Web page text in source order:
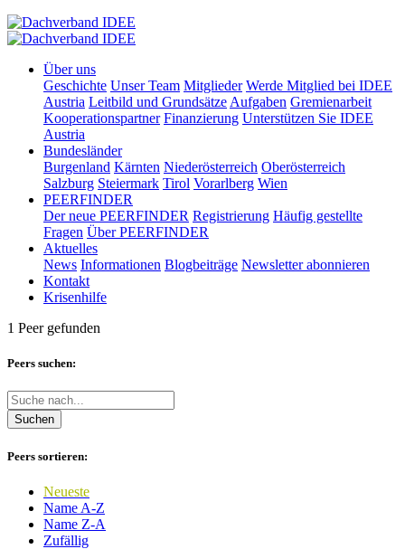
Über uns
Geschichte Unser Team Mitglieder Werde Mitglied bei IDEE
Austria Leitbild und Grundsätze Aufgaben Gremienarbeit
Kooperationspartner Finanzierung Unterstützen Sie IDEE
Austria
Bundesländer
Burgenland Kärnten Niederösterreich Oberösterreich
Salzburg Steiermark Tirol Vorarlberg Wien
PEERFINDER
Der neue PEERFINDER Registrierung Häufig gestellte
Fragen Über PEERFINDER
Aktuelles
News Informationen Blogbeiträge Newsletter abonnieren
Kontakt
Krisenhilfe
1 Peer gefunden
Peers suchen:
Suchen
Peers sortieren:
Neueste
Name A-Z
Name Z-A
Zufällig